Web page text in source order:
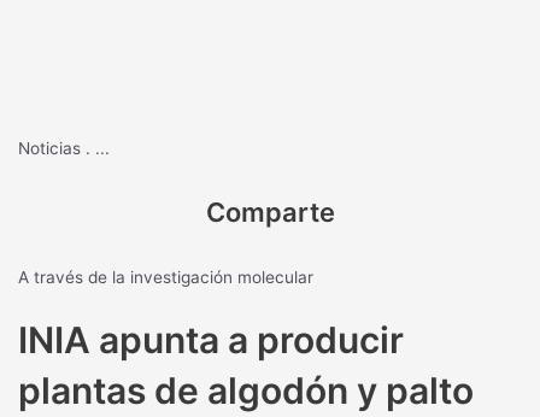
Noticias . ...
Comparte
A través de la investigación molecular
INIA apunta a producir
plantas de algodón y palto